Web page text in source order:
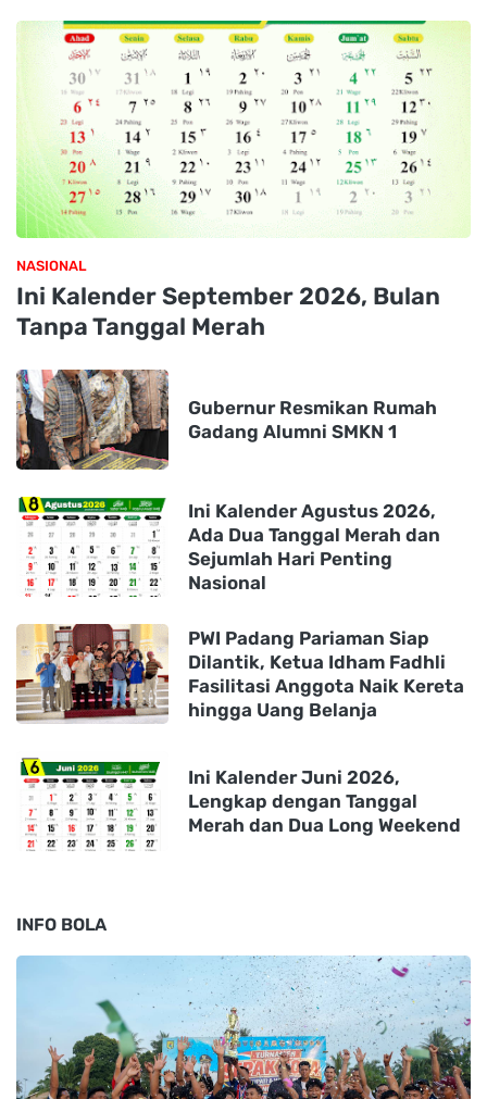
NASIONAL
Ini Kalender September 2026, Bulan
Tanpa Tanggal Merah
Gubernur Resmikan Rumah
Gadang Alumni SMKN 1
Ini Kalender Agustus 2026,
Ada Dua Tanggal Merah dan
Sejumlah Hari Penting
Nasional
PWI Padang Pariaman Siap
Dilantik, Ketua Idham Fadhli
Fasilitasi Anggota Naik Kereta
hingga Uang Belanja
Ini Kalender Juni 2026,
Lengkap dengan Tanggal
Merah dan Dua Long Weekend
INFO BOLA